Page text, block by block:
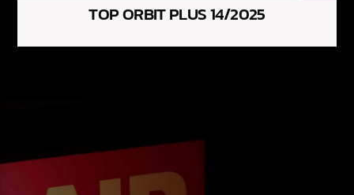
TOP ORBIT PLUS 14/2025